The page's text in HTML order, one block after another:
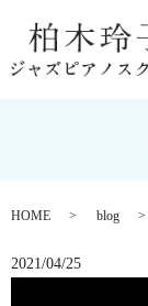
HOME blog
2021/04/25